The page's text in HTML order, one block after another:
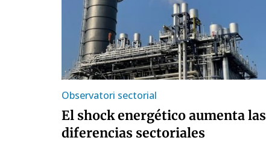
Observatori sectorial
El shock energético aumenta las
diferencias sectoriales